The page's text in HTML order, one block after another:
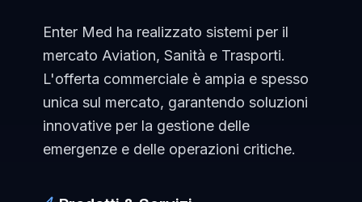
Enter Med ha realizzato sistemi per il
mercato Aviation, Sanità e Trasporti.
L'offerta commerciale è ampia e spesso
unica sul mercato, garantendo soluzioni
innovative per la gestione delle
emergenze e delle operazioni critiche.